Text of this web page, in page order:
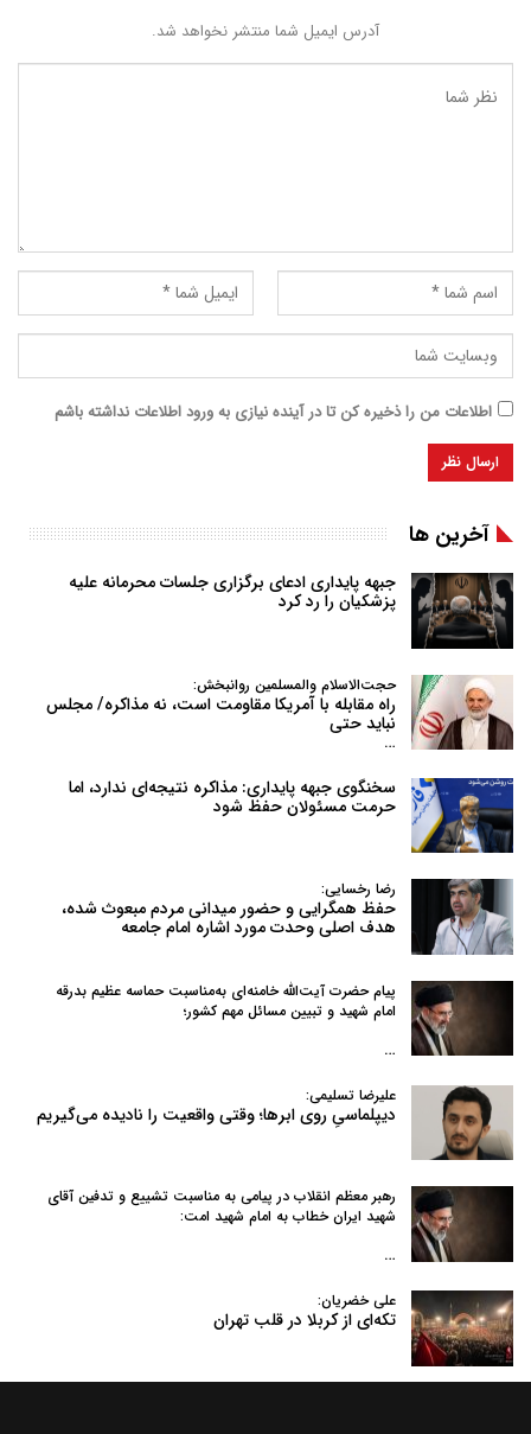
آدرس ایمیل شما منتشر نخواهد شد.
اطلاعات من را ذخیره کن تا در آینده نیازی به ورود اطلاعات نداشته باشم
آخرین ها
جبهه پایداری ادعای برگزاری جلسات محرمانه علیه
پزشکیان را رد کرد
حجت‌الاسلام والمسلمین روانبخش:
راه مقابله با آمریکا مقاومت است، نه مذاکره/ مجلس
نباید حتی
…
سخنگوی جبهه پایداری: مذاکره نتیجه‌ای ندارد، اما
حرمت مسئولان حفظ شود
رضا رخسایی:
حفظ همگرایی و حضور میدانی مردم مبعوث شده،
هدف اصلی وحدت مورد اشاره امام جامعه
پیام حضرت آیت‌الله خامنه‌ای به‌مناسبت حماسه عظیم بدرقه
امام شهید و تبیین مسائل مهم کشور؛
…
علیرضا تسلیمی:
دیپلماسیِ روی ابرها؛ وقتی واقعیت را نادیده می‌گیریم
رهبر معظم انقلاب در پیامی به‌ مناسبت تشییع و تدفین آقای
شهید ایران خطاب به امام شهید امت:
…
علی خضریان:
تکه‌ای از کربلا در قلب تهران